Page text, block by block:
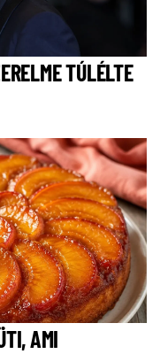
TÚLÉLTE
AMI